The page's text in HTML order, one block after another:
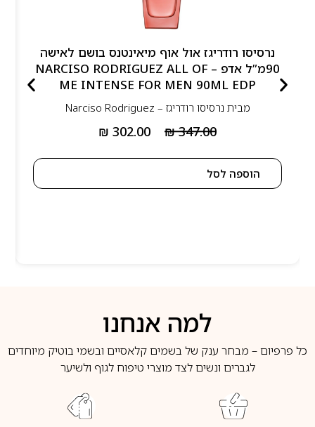
נרסיסו רודריגז אול אוף מיאינטנס בושם לאישה
90מ”ל אדפ – NARCISO RODRIGUEZ ALL OF
ME INTENSE FOR MEN 90ML EDP
מבית נרסיסו רודריגז – Narciso Rodriguez
₪347.00
₪ 302.00
הוספה לסל
למה אנחנו
כל פרפיום – מבחר ענק של בשמים קלאסיים ובשמי בוטיק מיוחדים
לגברים ונשים לצד מוצרי טיפוח לגוף ולשיער